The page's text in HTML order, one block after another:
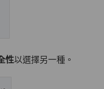
性以選擇另一種。